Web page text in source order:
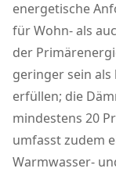
energetische
für Wohn- als
der
geringer sein als
erfüllen; die
mindestens 20
umfasst zudem
Warmwasser-